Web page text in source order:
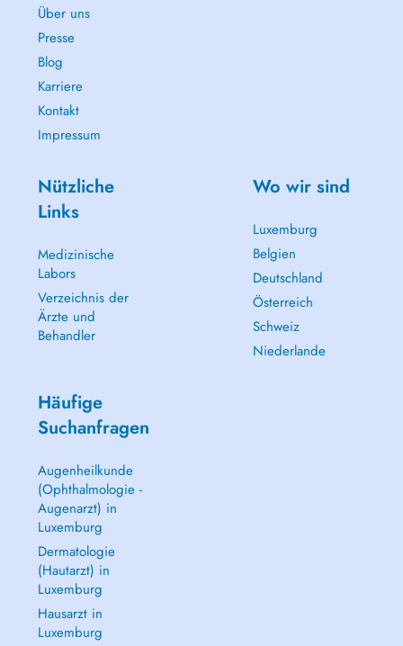
Über uns
Presse
Blog
Karriere
Kontakt
Impressum
Nützliche
Links
Medizinische
Labors
Verzeichnis der
Ärzte und
Behandler
Wo wir sind
Luxemburg
Belgien
Deutschland
Österreich
Schweiz
Niederlande
Häufige
Suchanfragen
Augenheilkunde
(Ophthalmologie -
Augenarzt) in
Luxemburg
Dermatologie
(Hautarzt) in
Luxemburg
Hausarzt in
Luxemburg